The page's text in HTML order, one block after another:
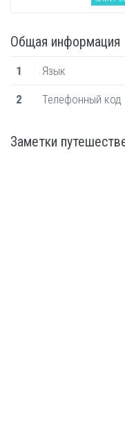
Общая информация
1 Язык
2 Телефонный код
Заметки